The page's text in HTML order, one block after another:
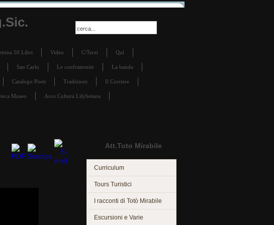
50 Libri Video C/Terzi Quì
San Carlo Le confraternite La banda
Catalogo Poeti Tradizioni Il Corriere
Museo Arco Cultura Lilybetana
Att.Toto Mirabile
Curriculum
Tours Turistici
I racconti di Totò Mirabile
Escursioni e Varie